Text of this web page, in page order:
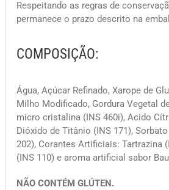
Respeitando as regras de
permanece o prazo descrito na
COMPOSIÇÃO:
Água, Açúcar Refinado, Xarope de
Milho Modificado, Gordura Vegetal
micro cristalina (INS 460i), Acido
Dióxido de Titânio (INS 171),
202), Corantes Artificiais: Tartrazina
(INS 110) e aroma artificial sabor
NÃO CONTÉM GLÚTEN.